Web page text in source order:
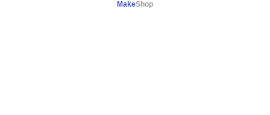
MakeShop